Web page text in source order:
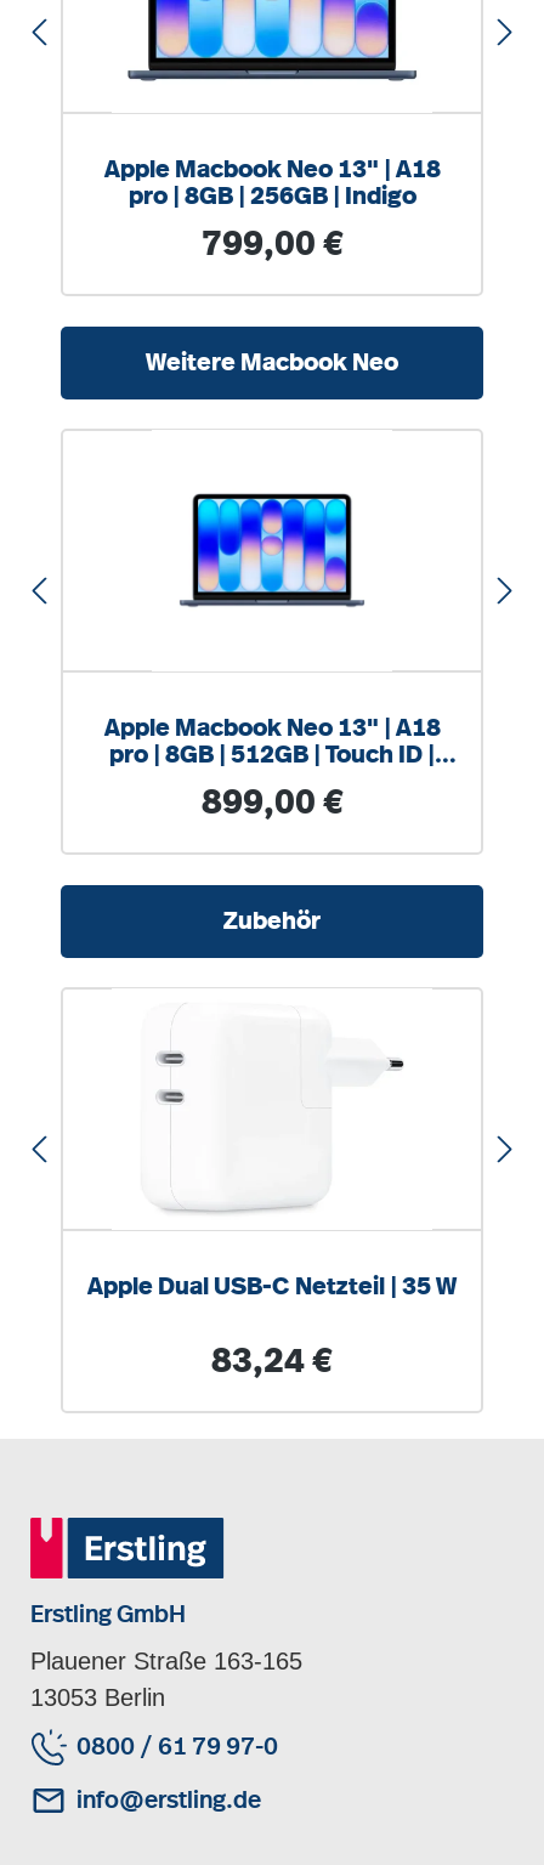
Apple Macbook Neo 13" | A18
pro | 8GB | 256GB | Indigo
Regulärer Preis:
799,00 €
Weitere Macbook Neo
Apple Macbook Neo 13" | A18
pro | 8GB | 512GB | Touch ID |
Regulärer Preis:
899,00 €
Zubehör
Apple Dual USB-C Netzteil | 35 W
Regulärer Preis:
83,24 €
Erstling GmbH
Plauener Straße 163-165
13053 Berlin
0800 / 61 79 97-0
info@erstling.de